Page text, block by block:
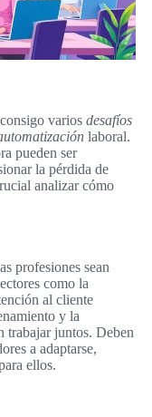
varios desafíos
laboral.
pueden ser
la pérdida de
analizar cómo
profesiones sean
como la
al cliente
y la
trabajar juntos. Deben
a adaptarse,
ellos.